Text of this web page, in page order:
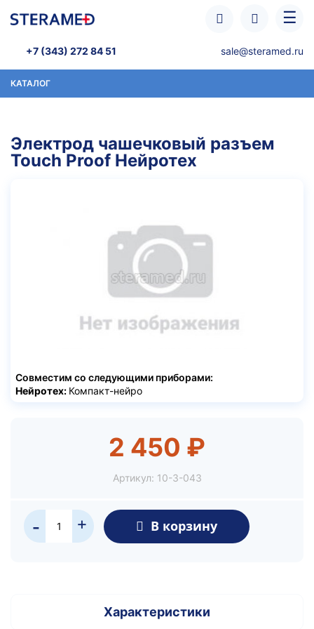
☰
+7 (343) 272 84 51 sale@steramed.ru
КАТАЛОГ
Электрод чашечковый разъем
Touch Proof Нейротех
Совместим со следующими приборами:
Нейротех: Компакт-нейро
2 450 ₽
Артикул: 10-3-043
- + В корзину
Характеристики